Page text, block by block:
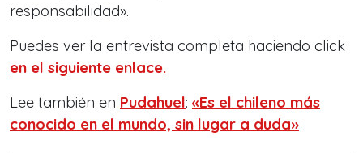
responsabilidad».
Puedes ver la entrevista completa haciendo click
en el siguiente enlace.
Lee también en Pudahuel: «Es el chileno más
conocido en el mundo, sin lugar a duda»